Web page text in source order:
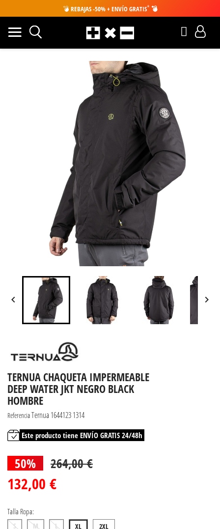
💣 REBAJAS -50% + ENVÍO GRATIS* 💣
 
TERNUA CHAQUETA IMPERMEABLE
DEEP WATER JKT NEGRO BLACK
HOMBRE
ReferenciaTernua 1644123 1314
Este producto tiene ENVÍO GRATIS 24/48h
50% 264,00 €
132,00 €
Talla Ropa:
S M L XL 2XL